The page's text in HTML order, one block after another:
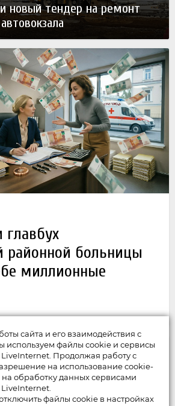
новый тендер на ремонт
районной больницы
миллионные
сайта и его взаимодействия с
используем файлы cookie и сервисы
Продолжая работу с
на использование cookie-
обработку данных сервисами
файлы cookie в настройках